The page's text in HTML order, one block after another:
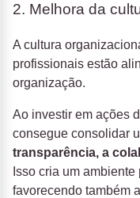
2. Melhora da
A cultura
profissionais estão
organização.
Ao investir em ações
consegue consolidar
transparência, a
Isso cria um
favorecendo também